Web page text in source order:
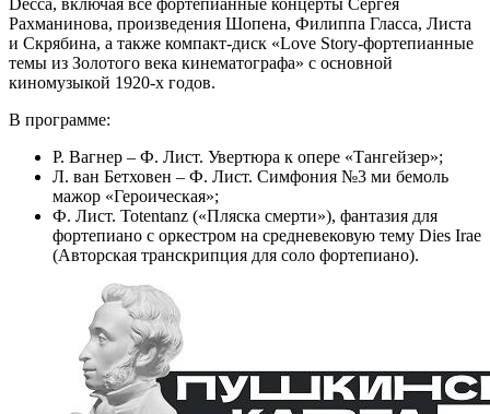
Decca, включая все фортепианные концерты Сергея
Рахманинова, произведения Шопена, Филиппа Гласса, Листа
и Скрябина, а также компакт-диск «Love Story-фортепианные
темы из Золотого века кинематографа» с основной
киномузыкой 1920-х годов.
В программе:
Р. Вагнер – Ф. Лист. Увертюра к опере «Тангейзер»;
Л. ван Бетховен – Ф. Лист. Симфония №3 ми бемоль
мажор «Героическая»;
Ф. Лист. Totentanz («Пляска смерти»), фантазия для
фортепиано с оркестром на средневековую тему Dies Irae
(Авторская транскрипция для соло фортепиано).